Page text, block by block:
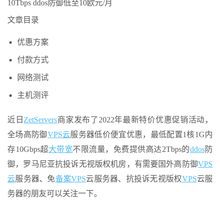
文章目录
优惠方案
付款方式
网络测试
主机测评
近日 ZetServers商家发布了2022年最新特价优惠促销活动，
全场高防御VPS云服务器低价便宜优惠，最低配置1核1G内
存10Gbps超大带宽不限流量，免费提供高达2Tbps的ddos防
御，罗马尼亚抗投诉无视版权机房，有需要国外高防御VPS
云服务器、免备案VPS云服务器、抗投诉无视版权VPS云服
务器的朋友可以关注一下。